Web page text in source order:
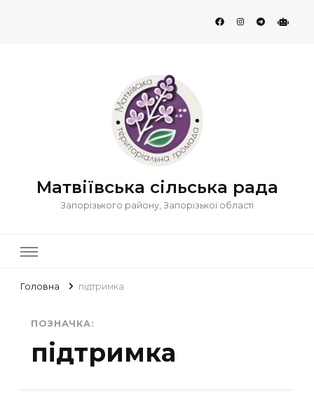
Матвіївська сільська рада
Запорізького району, Запорізької області
Головна підтримка
ПОЗНАЧКА:
підтримка